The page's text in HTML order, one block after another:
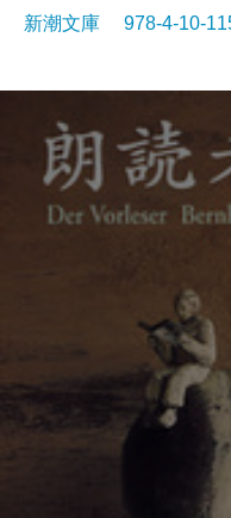
新潮文庫 978-4-10-